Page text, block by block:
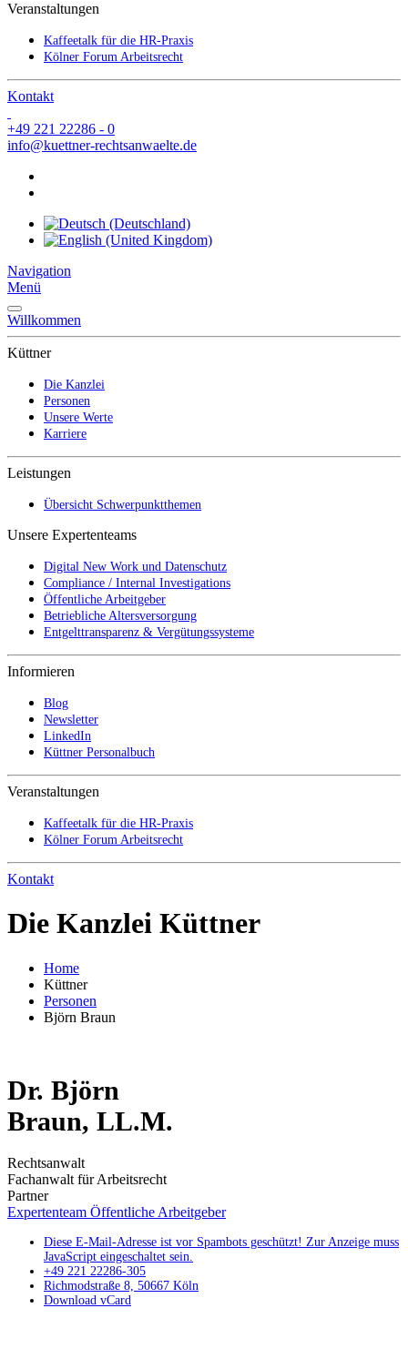
Veranstaltungen
Kaffeetalk für die HR-Praxis
Kölner Forum Arbeitsrecht
Kontakt
+49 221 22286 - 0
info@kuettner-rechtsanwaelte.de
Navigation
Menü
Willkommen
Küttner
Die Kanzlei
Personen
Unsere Werte
Karriere
Leistungen
Übersicht Schwerpunktthemen
Unsere Expertenteams
Digital New Work und Datenschutz
Compliance / Internal Investigations
Öffentliche Arbeitgeber
Betriebliche Altersversorgung
Entgelttransparenz & Vergütungssysteme
Informieren
Blog
Newsletter
LinkedIn
Küttner Personalbuch
Veranstaltungen
Kaffeetalk für die HR-Praxis
Kölner Forum Arbeitsrecht
Kontakt
Die Kanzlei Küttner
Home
Küttner
Personen
Björn Braun
Dr. Björn
Braun, LL.M.
Rechtsanwalt
Fachanwalt für Arbeitsrecht
Partner
Expertenteam Öffentliche Arbeitgeber
Diese E-Mail-Adresse ist vor Spambots geschützt! Zur Anzeige muss
JavaScript eingeschaltet sein.
+49 221 22286-305
Richmodstraße 8, 50667 Köln
Download vCard